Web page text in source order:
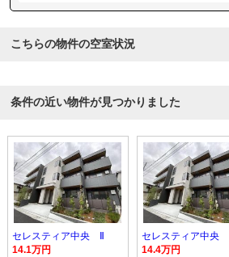
こちらの物件の空室状況
条件の近い物件が見つかりました
セレスティア中央 Ⅱ
14.1万円
セレスティア中央 Ⅱ
14.4万円